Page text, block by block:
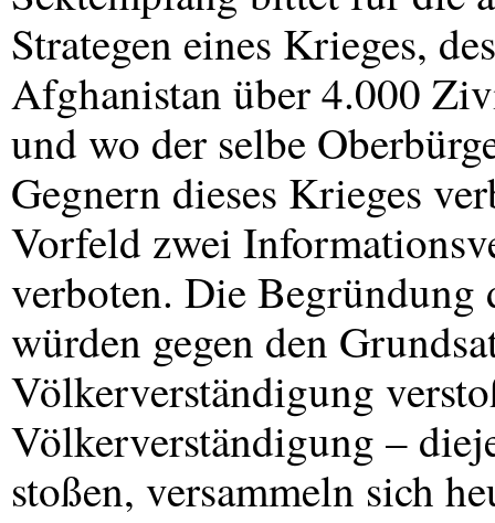
Strategen eines Krieges,
Afghanistan über 4.000
und wo der selbe
Gegnern dieses Krieges
Vorfeld zwei
verboten. Die Begründung
würden gegen den
Völkerverständigung
Völkerverständigung –
stoßen, versammeln sich